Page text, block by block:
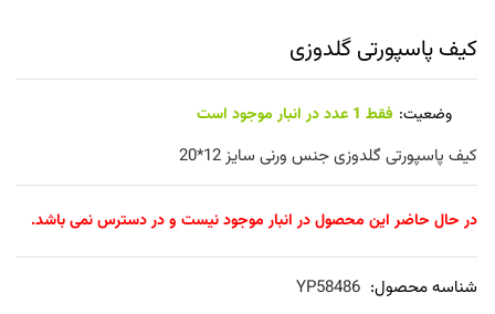
کیف پاسپورتی گلدوزی
وضعیت: فقط 1 عدد در انبار موجود است
کیف پاسپورتی گلدوزی جنس ورنی سایز 12*20
در حال حاضر این محصول در انبار موجود نیست و در دسترس نمی باشد.
شناسه محصول: YP58486